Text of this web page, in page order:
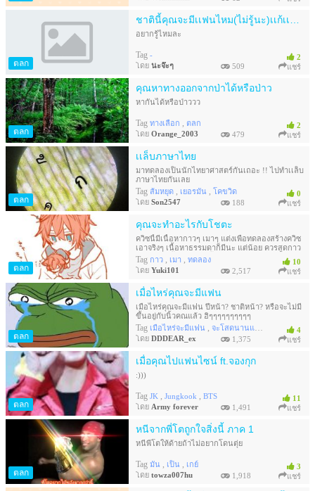
ตลก
2
อยากรู้ไหมละ
Tag -
โดย นะจ๊ะๆ 509 แชร์
ตลก
คุณหาทางออกจากป่าได้หรือป่าว
2
หากันได้หรือป่าววว
Tag ทางเลือก , ตลก
โดย Orange_2003 479 แชร์
ตลก
เเล็บภาษาไทย
0
มาทดลองเป็นนักไทยาศาสตร์กันเถอะ !! ไปทำเเล็บ
ภาษาไทยกันเลย
Tag ส้มหยุด , เยอรมัน , โคขวิด
โดย Son2547 188 แชร์
ตลก
คุณจะทำอะไรกับโชตะ
10
ควิซนี้มีเนื้อหากาวๆ เมาๆ แต่งเพื่อทดลองสร้างควิซ
เอาจริงๆ เนื้อหาธรรมดาก็มีนะ แต่น้อย ควรสูดกาว
ก่อนเล่น เนื้อหาควิซก็สั้นๆ ถ้าเป็นไปได้ฉันก็อยากให้
คุณเลือกหลายๆคำตอบ บางครั้งคำตอบอาจะเหมือน
กัน เช่น คำถามครั้งที่ 1 ครั้งที่ 2 แต่ผลสรุปต่างกันนะ
Tag กาว , เมา , ทดลอง
โดย Yuki101 2,517 แชร์
ตลก
เมื่อไหร่คุณจะมีแฟน
4
เมื่อไหร่คุณจะมีแฟน ปีหน้า? ชาติหน้า? หรือจะไม่มี
ขึ้นอยู่กับนิ้วคณแล้ว ฮิๆๆๆๆๆๆๆๆๆๆ
Tag เมื่อไหร่จะมีแฟน , จะโสดนานแค่ไหน
ทาย
โดย DDDEAR_ex 1,375 แชร์
ตลก
เมื่อคุณไปแฟนไซน์ ft.จองกุก
11
:)))
Tag JK , Jungkook , BTS
โดย Army forever 1,491 แชร์
ตลก
หนีจากพี่โตถูกใจสิ่งนี้ ภาค 1
3
หนีพี่โตให้ด้ายถ้าไม่อยากโดนตุ่ย
Tag มัน , เป็น , เกย์
โดย towza007hu 1,918 แชร์